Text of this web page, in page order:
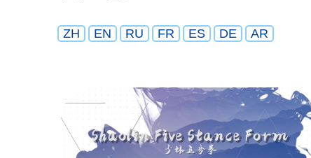
ZH EN RU FR ES DE AR